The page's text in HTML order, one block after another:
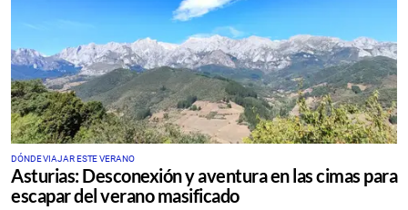
DÓNDE VIAJAR ESTE VERANO
Asturias: Desconexión y aventura en las cimas para
escapar del verano masificado